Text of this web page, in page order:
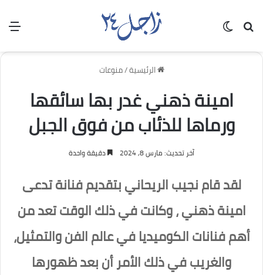
بحث عن
الرئيسية/منوعات
امينة ذهني غدر بها سائقها
ورماها للذئاب من فوق الجبل
آخر تحديث: مارس 8, 2024 دقيقة واحدة
لقد قام نجيب الريحاني بتقديم فنانة تدعى
امينة ذهني ، وكانت في ذلك الوقت تعد من
أهم فنانات الكوميديا في عالم الفن والتمثيل،
والغريب في ذلك الأمر أن بعد ظهورها